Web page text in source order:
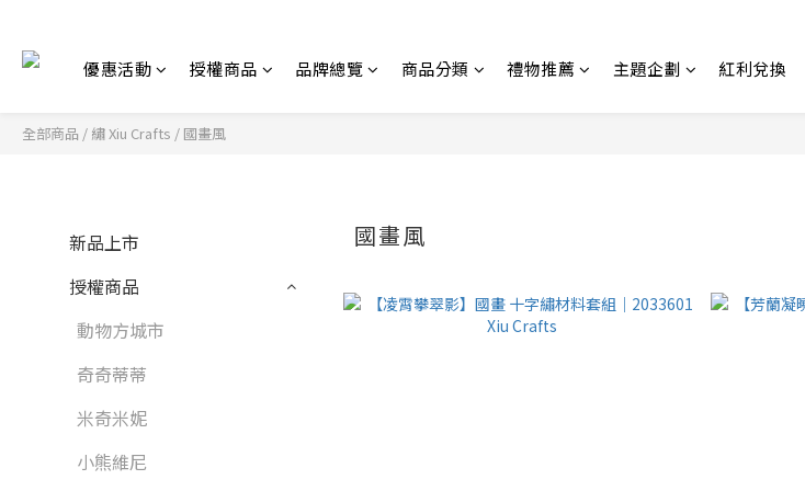
優惠活動 授權商品 品牌總覽 商品分類 禮物推薦 主題企劃 紅利兌換
全部商品 / 繡 Xiu Crafts / 國畫風
新品上市
授權商品
動物方城市
奇奇蒂蒂
米奇米妮
小熊維尼
國畫風